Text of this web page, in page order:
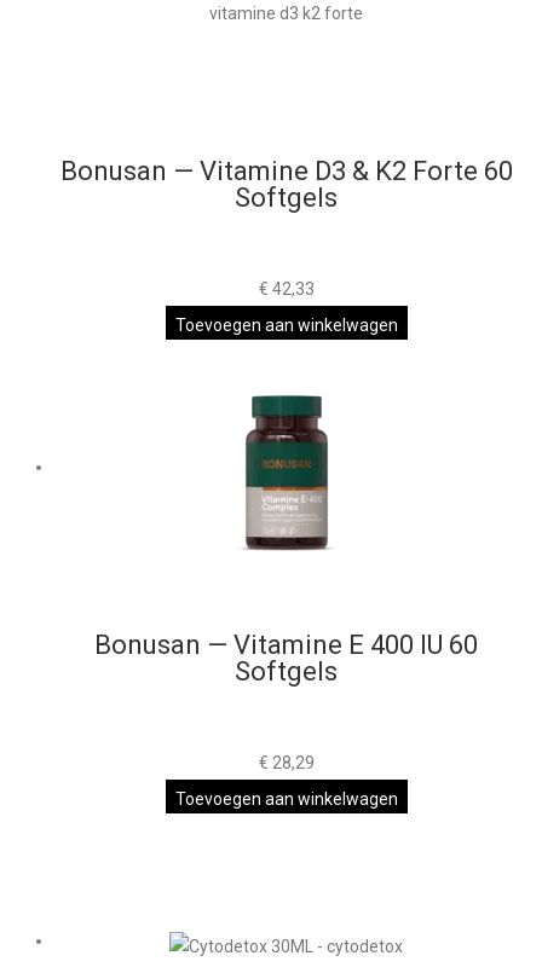
Bonusan — Vitamine D3 & K2 Forte 60
Softgels
€ 42,33
Toevoegen aan winkelwagen
Bonusan — Vitamine E 400 IU 60
Softgels
€ 28,29
Toevoegen aan winkelwagen